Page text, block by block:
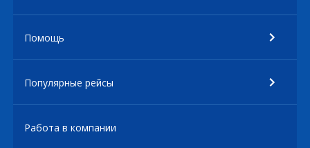
Помощь
Популярные рейсы
Работа в компании